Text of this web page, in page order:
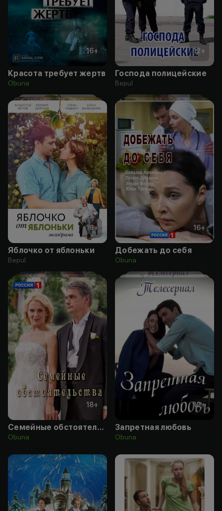
16+
Красота требует жертв
Obuna
12+
Господа полицейские
Bepul
16+
Яблочко от яблоньки
Bepul
16+
Добежать до себя
Obuna
18+
Семейные обстоятельства
Obuna
12+
Запретная любовь
Obuna